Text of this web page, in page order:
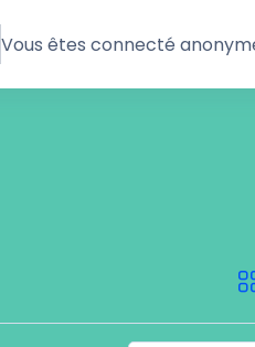
Vous êtes connecté